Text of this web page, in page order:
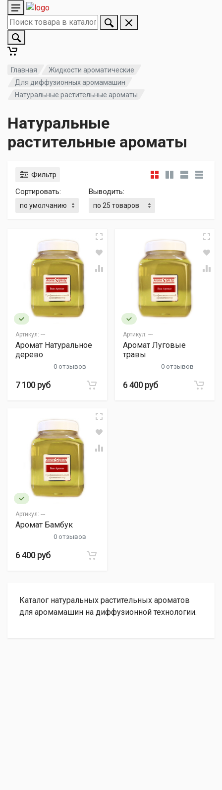
Главная
Жидкости ароматические
Для диффузионных аромамашин
Натуральные растительные ароматы
Натуральные
растительные ароматы
Фильтр
Сортировать:
Выводить:
Артикул: ---
Аромат Натуральное
дерево
0 отзывов
7 100 руб
Артикул: ---
Аромат Луговые
травы
0 отзывов
6 400 руб
Артикул: ---
Аромат Бамбук
0 отзывов
6 400 руб
Каталог натуральных растительных ароматов
для аромамашин на диффузионной технологии.